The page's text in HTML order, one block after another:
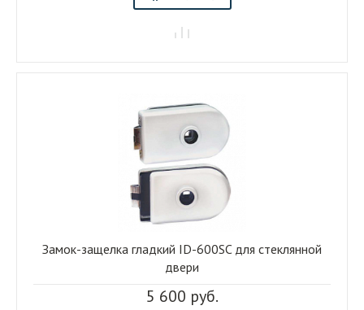
5 600 руб.
Замок-защелка гладкий ID-600SC для стеклянной
двери